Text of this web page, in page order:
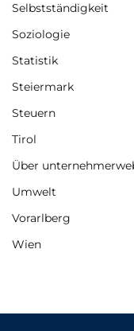
Selbstständigkeit
Soziologie
Statistik
Steiermark
Steuern
Tirol
Über
Umwelt
Vorarlberg
Wien